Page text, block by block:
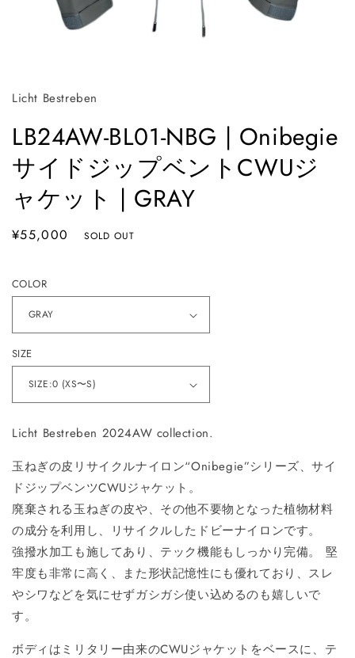
ル
ア
(1)
開
Licht Bestreben
LB24AW-BL01-NBG | Onibegie
サイドジップベントCWUジ
ャケット | GRAY
通
格
¥55,000 SOLD OUT
COLOR
SIZE
Licht Bestreben 2024AW collection.
玉ねぎの皮リサイクルナイロン“Onibegie”シリーズ、サイ
ドジップベンツCWUジャケット。
廃棄される玉ねぎの皮や、その他不要物となった植物材料
の成分を利用し、リサイクルしたドビーナイロンです。
強撥水加工も施してあり、テック機能もしっかり完備。 堅
牢度も非常に高く、また形状記憶性にも優れており、スレ
やシワなどを気にせずガシガシ使い込めるのも嬉しいで
す。
ボディはミリタリー由来のCWUジャケットをベースに、テ